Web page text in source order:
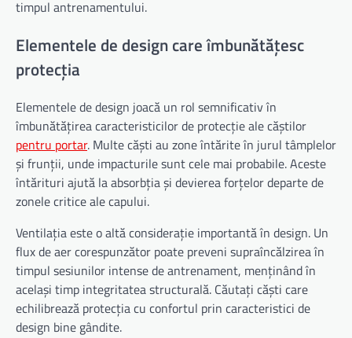
timpul antrenamentului.
Elementele de design care îmbunătățesc
protecția
Elementele de design joacă un rol semnificativ în
îmbunătățirea caracteristicilor de protecție ale căștilor
pentru portar. Multe căști au zone întărite în jurul tâmplelor
și frunții, unde impacturile sunt cele mai probabile. Aceste
întărituri ajută la absorbția și devierea forțelor departe de
zonele critice ale capului.
Ventilația este o altă considerație importantă în design. Un
flux de aer corespunzător poate preveni supraîncălzirea în
timpul sesiunilor intense de antrenament, menținând în
același timp integritatea structurală. Căutați căști care
echilibrează protecția cu confortul prin caracteristici de
design bine gândite.